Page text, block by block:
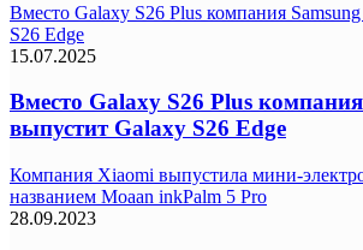
Вместо Galaxy S26 Plus компания
S26 Edge
15.07.2025
Вместо Galaxy S26 Plus
выпустит Galaxy S26 Edge
Компания Xiaomi выпустила мини-
названием Moaan inkPalm 5 Pro
28.09.2023